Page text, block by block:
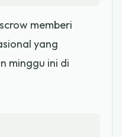
memberi
yang
minggu ini di